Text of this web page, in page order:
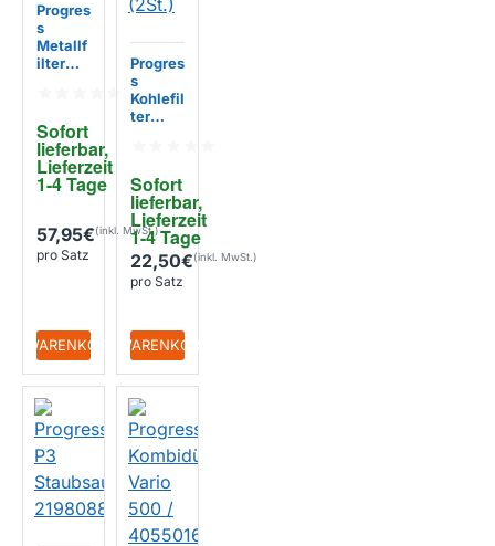
Sofort
lieferbar,
Lieferzeit
1-4 Tage
Progres
s
Metallf
ilter
3mm
(2st.)
57,95€
pro Satz
+ WARENKORB
Sofort
lieferbar,
Lieferzeit
1-4 Tage
Progres
s
Kohlefil
ter
5749 /
ECFB0
3 (2St.)
22,50€
pro Satz
+ WARENKORB